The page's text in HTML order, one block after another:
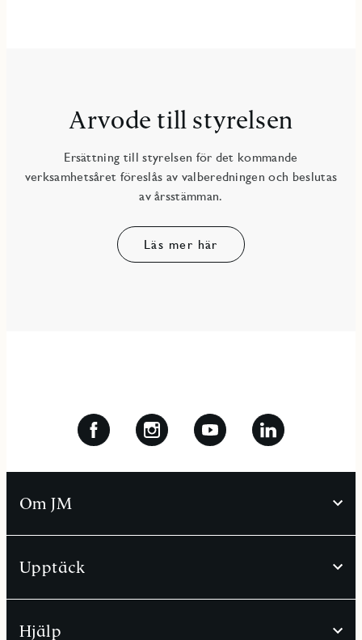
Arvode till styrelsen
Ersättning till styrelsen för det kommande
verksamhetsåret föreslås av valberedningen och beslutas
av årsstämman.
Läs mer här
Om JM
Upptäck
Hjälp